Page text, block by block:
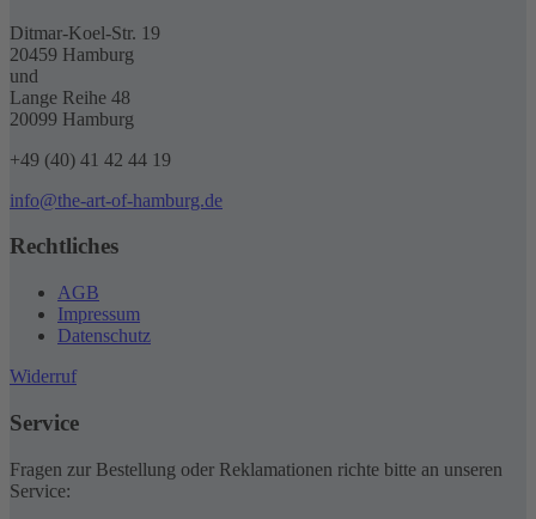
Ditmar-Koel-Str. 19
20459 Hamburg
und
Lange Reihe 48
20099 Hamburg
+49 (40) 41 42 44 19
info@the-art-of-hamburg.de
Rechtliches
AGB
Impressum
Datenschutz
Widerruf
Service
Fragen zur Bestellung oder Reklamationen richte bitte an unseren
Service: